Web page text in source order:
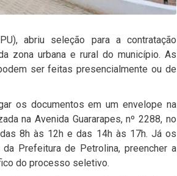
abriu seleção para a contratação
zona urbana e rural do município. As
ser feitas presencialmente ou de
os documentos em um envelope na
na Avenida Guararapes, nº 2288, no
8h às 12h e das 14h às 17h. Já os
Prefeitura de Petrolina, preencher a
do processo seletivo.